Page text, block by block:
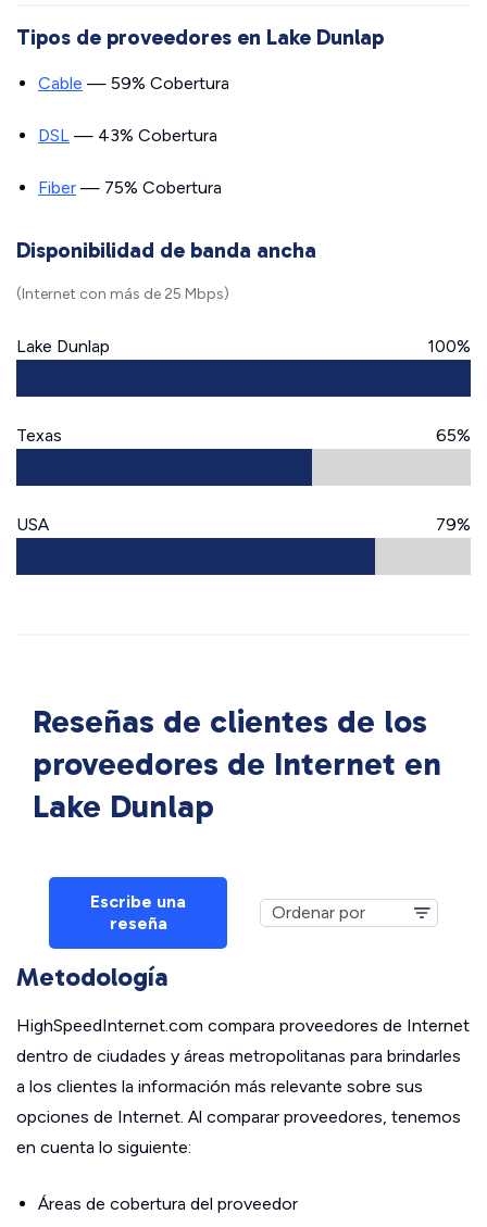
Tipos de proveedores en Lake Dunlap
Cable — 59% Cobertura
DSL — 43% Cobertura
Fiber — 75% Cobertura
Disponibilidad de banda ancha
(Internet con más de 25 Mbps)
Lake Dunlap 100%
Texas 65%
USA 79%
Reseñas de clientes de los
proveedores de Internet en
Lake Dunlap
Escribe una
reseña
Metodología
HighSpeedInternet.com compara proveedores de Internet
dentro de ciudades y áreas metropolitanas para brindarles
a los clientes la información más relevante sobre sus
opciones de Internet. Al comparar proveedores, tenemos
en cuenta lo siguiente:
Áreas de cobertura del proveedor